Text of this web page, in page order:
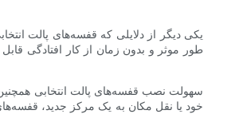
یکی دیگر از دلایلی که قفسه‌های پالت
طور موثر و بدون زمان از کار افتادگی
سهولت نصب قفسه‌های پالت انتخابی همچنین
خود یا نقل مکان به یک مرکز جدید،